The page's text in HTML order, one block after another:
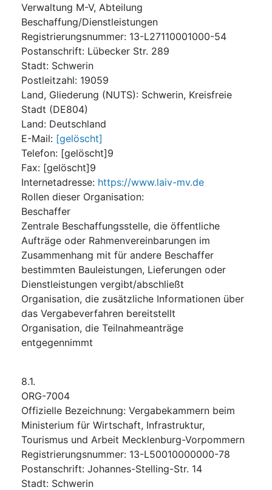
Verwaltung M-V, Abteilung
Beschaffung/Dienstleistungen
Registrierungsnummer: 13-L27110001000-54
Postanschrift: Lübecker Str. 289
Stadt: Schwerin
Postleitzahl: 19059
Land, Gliederung (NUTS): Schwerin, Kreisfreie
Stadt (DE804)
Land: Deutschland
E-Mail: [gelöscht]
Telefon: [gelöscht]9
Fax: [gelöscht]9
Internetadresse: https://www.laiv-mv.de
Rollen dieser Organisation:
Beschaffer
Zentrale Beschaffungsstelle, die öffentliche
Aufträge oder Rahmenvereinbarungen im
Zusammenhang mit für andere Beschaffer
bestimmten Bauleistungen, Lieferungen oder
Dienstleistungen vergibt/abschließt
Organisation, die zusätzliche Informationen über
das Vergabeverfahren bereitstellt
Organisation, die Teilnahmeanträge
entgegennimmt
8.1.
ORG-7004
Offizielle Bezeichnung: Vergabekammern beim
Ministerium für Wirtschaft, Infrastruktur,
Tourismus und Arbeit Mecklenburg-Vorpommern
Registrierungsnummer: 13-L50010000000-78
Postanschrift: Johannes-Stelling-Str. 14
Stadt: Schwerin